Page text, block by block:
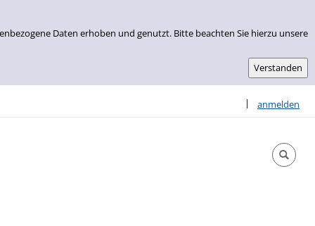
Daten erhoben und genutzt. Bitte beachten Sie hierzu unsere
| anmelden
Sprache